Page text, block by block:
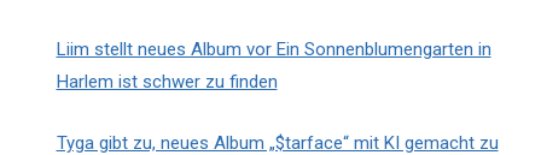
Liim stellt neues Album vor Ein Sonnenblumengarten in
Harlem ist schwer zu finden
Tyga gibt zu, neues Album „$tarface“ mit KI gemacht zu